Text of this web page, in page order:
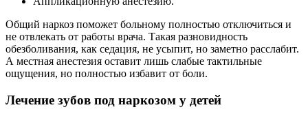
Общий наркоз поможет больному полностью отключиться и
не отвлекать от работы врача. Такая разновидность
обезболивания, как седация, не усыпит, но заметно расслабит.
А местная анестезия оставит лишь слабые тактильные
ощущения, но полностью избавит от боли.
Лечение зубов под наркозом у детей